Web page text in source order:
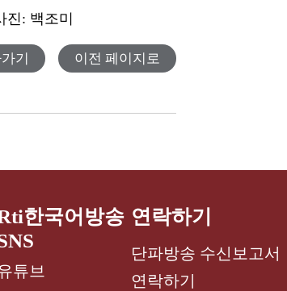
진 : 백조미
기 이전 페이지로
한국어방송
튜브
연락하기
단파방송 수신보고서
연락하기